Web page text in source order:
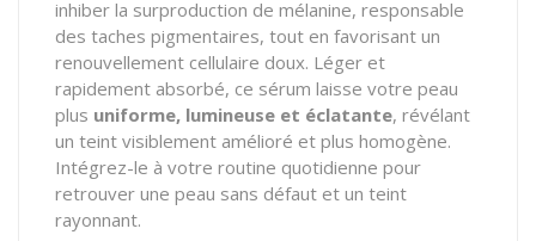
inhiber la surproduction de mélanine, responsable
des taches pigmentaires, tout en favorisant un
renouvellement cellulaire doux. Léger et
rapidement absorbé, ce sérum laisse votre peau
plus uniforme, lumineuse et éclatante, révélant
un teint visiblement amélioré et plus homogène.
Intégrez-le à votre routine quotidienne pour
retrouver une peau sans défaut et un teint
rayonnant.